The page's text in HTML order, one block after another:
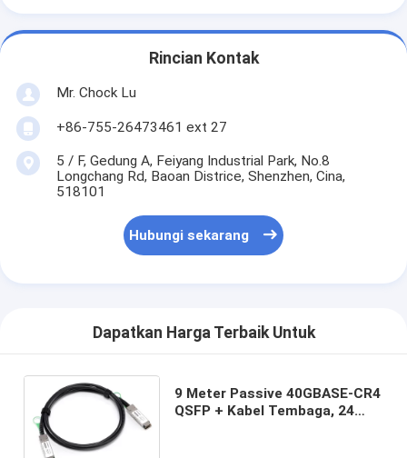
Rincian Kontak
Mr. Chock Lu
+86-755-26473461 ext 27
5 / F, Gedung A, Feiyang Industrial Park, No.8
Longchang Rd, Baoan Districe, Shenzhen, Cina,
518101
Hubungi sekarang
Dapatkan Harga Terbaik Untuk
9 Meter Passive 40GBASE-CR4
QSFP + Kabel Tembaga, 24